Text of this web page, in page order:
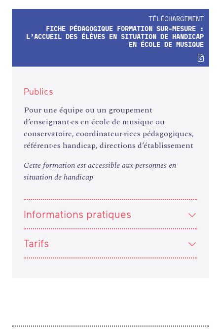
TÉLÉCHARGEMENT
FICHE PÉDAGOGIQUE FORMATION SUR-MESURE :
L’ACCUEIL DES ÉLÈVES EN SITUATION DE HANDICAP
EN ÉCOLE DE MUSIQUE
Publics
Pour une équipe ou un groupement
d’enseignant·es en école de musique ou
conservatoire, coordinateur·rices pédagogiques,
référent·es handicap, directions d’établissement
Cette formation est accessible aux personnes en
situation de handicap
Informations pratiques
Tarifs
RESSOURCES
QUI SOMMES-NOUS ?
AGENDA
ANNUAIRE
ESPACE MEMBRE
ACTUALITÉS